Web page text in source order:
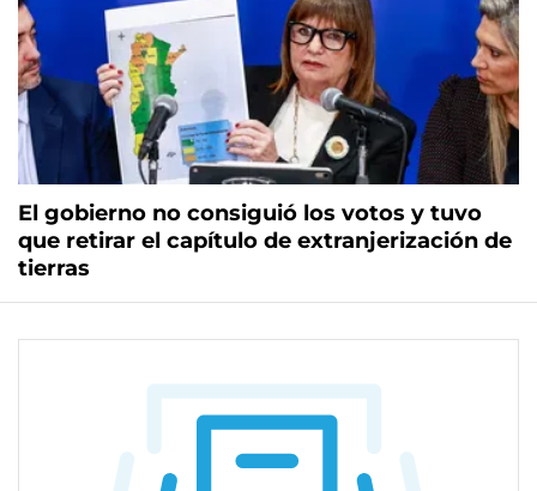
El gobierno no consiguió los votos y tuvo
que retirar el capítulo de extranjerización de
tierras